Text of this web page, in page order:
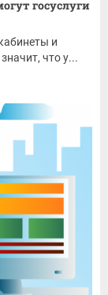
госуслуги
и
что у...